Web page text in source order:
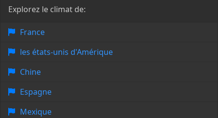
Explorez le climat de:
France
les états-unis d'Amérique
Chine
Espagne
Mexique